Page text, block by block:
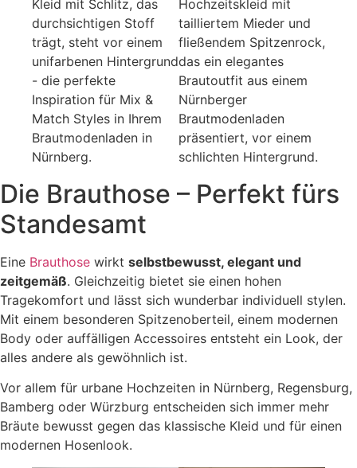
Die Brauthose – Perfekt fürs
Standesamt
Eine Brauthose wirkt selbstbewusst, elegant und
zeitgemäß. Gleichzeitig bietet sie einen hohen
Tragekomfort und lässt sich wunderbar individuell stylen.
Mit einem besonderen Spitzenoberteil, einem modernen
Body oder auffälligen Accessoires entsteht ein Look, der
alles andere als gewöhnlich ist.
Vor allem für urbane Hochzeiten in Nürnberg, Regensburg,
Bamberg oder Würzburg entscheiden sich immer mehr
Bräute bewusst gegen das klassische Kleid und für einen
modernen Hosenlook.